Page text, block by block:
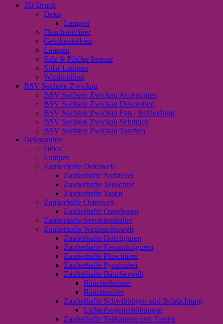
3D Druck
Deko
Lampen
Flaschenöffner
Geschenkideen
Lampen
Salz & Pfeffer Streuer
Solar Lampen
Windmühlen
BSV Sachsen Zwickau
BSV Sachsen Zwickau Accessoires
BSV Sachsen Zwickau Dekoration
BSV Sachsen Zwickau Fan - Bekleidung
BSV Sachsen Zwickau Schmuck
BSV Sachsen Zwickau Taschen
Dekozauber
Deko
Lampen
Zauberhafte Dekowelt
Zauberhafte Aufsteller
Zauberhafte Teelichter
Zauberhafte Vasen
Zauberhafte Osterwelt
Zauberhafte Osterhasen
Zauberhafte Serviettenhalter
Zauberhafte Weihnachtswelt
Zauberhafte Holzfiguren
Zauberhafte Keramikfiguren
Zauberhafte Plüschtiere
Zauberhafte Pyramiden
Zauberhafte Räucherwelt
Räucherkerzen
Räucheröfen
Zauberhafte Schwibbögen und Beleuchtung
Lichterbogenerhöhungen
Zauberhafte Teekannen und Tassen